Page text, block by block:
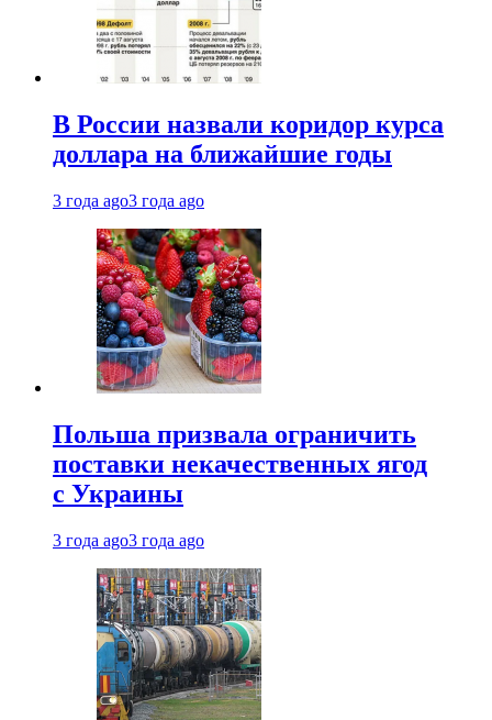
В России назвали коридор курса
доллара на ближайшие годы
3 года ago3 года ago
Польша призвала ограничить
поставки некачественных ягод
с Украины
3 года ago3 года ago